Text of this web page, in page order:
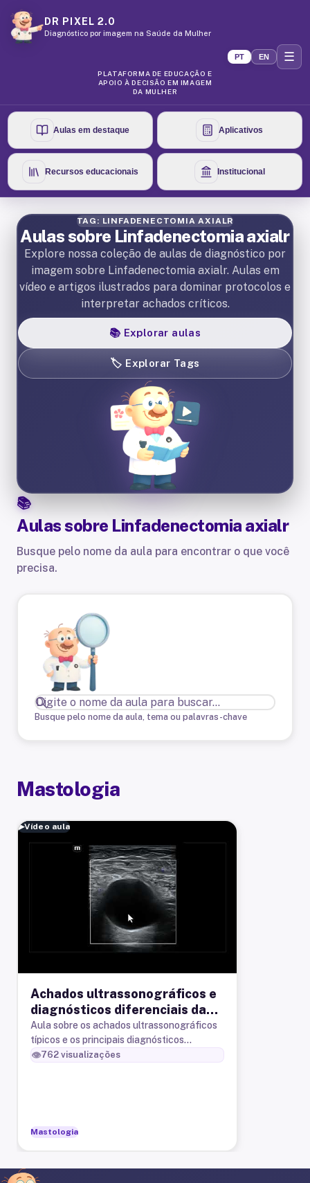
DR PIXEL 2.0
Diagnóstico por imagem na Saúde da Mulher
PLATAFORMA DE EDUCAÇÃO E
APOIO À DECISÃO EM IMAGEM
DA MULHER
PT EN ☰
Aulas em destaque Aplicativos
Recursos educacionais Institucional
TAG: LINFADENECTOMIA AXIALR
Aulas sobre Linfadenectomia axialr
Explore nossa coleção de aulas de diagnóstico por
imagem sobre Linfadenectomia axialr. Aulas em
vídeo e artigos ilustrados para dominar protocolos e
interpretar achados críticos.
📚 Explorar aulas
🏷️ Explorar Tags
Aulas sobre Linfadenectomia axialr
Busque pelo nome da aula para encontrar o que você
precisa.
Busque pelo nome da aula, tema ou palavras-chave
Mastologia
▶Vídeo aula
Achados ultrassonográficos e
diagnósticos diferenciais da
linfocele axilar
Aula sobre os achados ultrassonográficos
típicos e os principais diagnósticos
diferenciais da linfocele axilar.
👁️762 visualizações
Mastologia